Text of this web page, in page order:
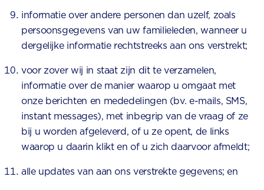
informatie over andere personen dan uzelf, zoals
persoonsgegevens van uw familieleden, wanneer u
dergelijke informatie rechtstreeks aan ons verstrekt;
voor zover wij in staat zijn dit te verzamelen,
informatie over de manier waarop u omgaat met
onze berichten en mededelingen (bv. e-mails, SMS,
instant messages), met inbegrip van de vraag of ze
bij u worden afgeleverd, of u ze opent, de links
waarop u daarin klikt en of u zich daarvoor afmeldt;
alle updates van aan ons verstrekte gegevens; en